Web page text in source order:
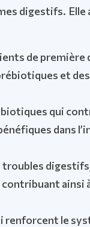
digestifs. Elle
de
et
qui
dans
ainsi
le